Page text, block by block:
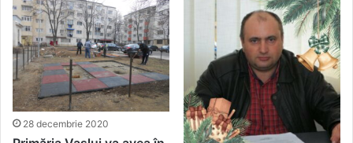
28 decembrie 2020